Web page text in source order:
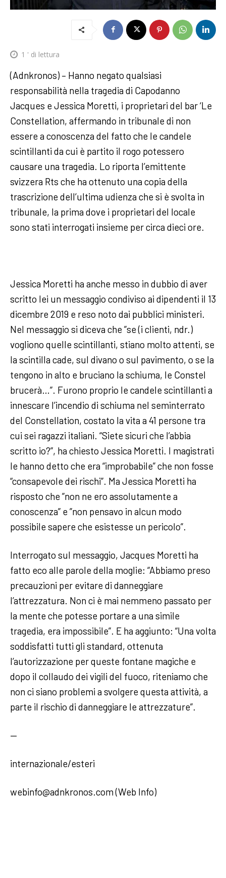
1 ' di lettura
(Adnkronos) – Hanno negato qualsiasi
responsabilità nella tragedia di Capodanno
Jacques e Jessica Moretti, i proprietari del bar ‘Le
Constellation, affermando in tribunale di non
essere a conoscenza del fatto che le candele
scintillanti da cui è partito il rogo potessero
causare una tragedia. Lo riporta l’emittente
svizzera Rts che ha ottenuto una copia della
trascrizione dell’ultima udienza che si è svolta in
tribunale, la prima dove i proprietari del locale
sono stati interrogati insieme per circa dieci ore.
Jessica Moretti ha anche messo in dubbio di aver
scritto lei un messaggio condiviso ai dipendenti il 13
dicembre 2019 e reso noto dai pubblici ministeri.
Nel messaggio si diceva che ”se (i clienti, ndr.)
vogliono quelle scintillanti, stiano molto attenti, se
la scintilla cade, sul divano o sul pavimento, o se la
tengono in alto e bruciano la schiuma, le Constel
brucerà…”. Furono proprio le candele scintillanti a
innescare l’incendio di schiuma nel seminterrato
del Constellation, costato la vita a 41 persone tra
cui sei ragazzi italiani. “Siete sicuri che l’abbia
scritto io?”, ha chiesto Jessica Moretti. I magistrati
le hanno detto che era “improbabile” che non fosse
“consapevole dei rischi”. Ma Jessica Moretti ha
risposto che ”non ne ero assolutamente a
conoscenza” e ”non pensavo in alcun modo
possibile sapere che esistesse un pericolo”.
Interrogato sul messaggio, Jacques Moretti ha
fatto eco alle parole della moglie: “Abbiamo preso
precauzioni per evitare di danneggiare
l’attrezzatura. Non ci è mai nemmeno passato per
la mente che potesse portare a una simile
tragedia, era impossibile”. E ha aggiunto: “Una volta
soddisfatti tutti gli standard, ottenuta
l’autorizzazione per queste fontane magiche e
dopo il collaudo dei vigili del fuoco, riteniamo che
non ci siano problemi a svolgere questa attività, a
parte il rischio di danneggiare le attrezzature”.
—
internazionale/esteri
webinfo@adnkronos.com (Web Info)